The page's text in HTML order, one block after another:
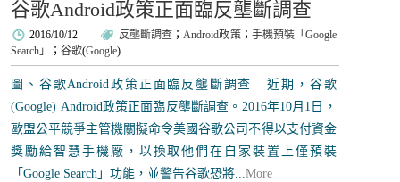
谷歌Android政策正面臨反壟斷調查
2016/10/12 反壟斷調查 ；Android政策； 手機預裝「Google
Search」
；谷歌(Google)
圖、谷歌Android政策正面臨反壟斷調查 近期，谷歌
(Google) Android政策正面臨反壟斷調查。2016年10月1日，
歐盟公平競爭主管機關擬命令美國谷歌公司不得以支付資金
獎勵給智慧手機廠，以換取他們在自家裝置上僅預裝
「Google Search」功能，並警告谷歌恐將...More